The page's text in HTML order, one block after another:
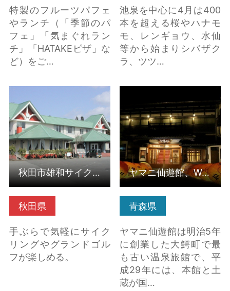
特製のフルーツパフェ
やランチ（「季節のパ
フェ」「気まぐれラン
チ」「HATAKEピザ」な
ど）をご…
池泉を中心に4月は400
本を超える桜やハナモ
モ、レンギョウ、水仙
等から始まりシバザク
ラ、ツツ…
秋田県
手ぶらで気軽にサイク
リングやグランドゴル
フが楽しめる。
秋田市雄和サイクリン
グターミナル（秋田県
秋田市） の詳細はこち
ら
秋田市雄和サイクリングターミナル（秋田県秋田市）
青森県
ヤマニ仙遊館は明治5年
に創業した大鰐町で最
も古い温泉旅館で、平
成29年には、本館と土
蔵が国…
の詳細はこちら
ヤマニ仙遊館、WANY